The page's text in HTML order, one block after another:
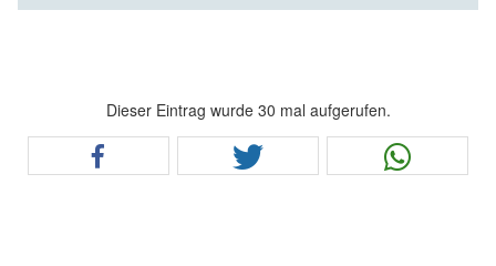
Dieser Eintrag wurde 30 mal aufgerufen.